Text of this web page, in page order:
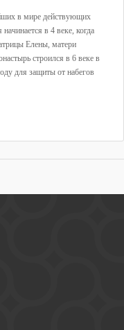
в мире действующих
в 4 веке, когда
Елены, матери
строился в 6 веке в
для защиты от набегов